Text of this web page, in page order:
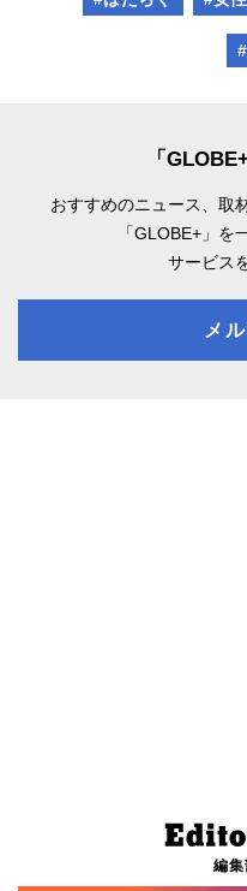
「
おすすめのニュース、取
「GLOBE+」を
サービス
メ
編